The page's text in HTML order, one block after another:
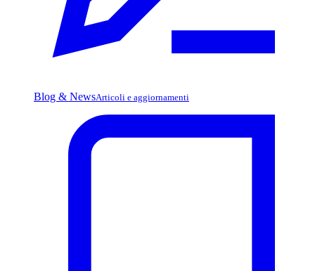
Blog & NewsArticoli e aggiornamenti